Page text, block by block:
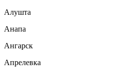
Алушта
Анапа
Ангарск
Апрелевка